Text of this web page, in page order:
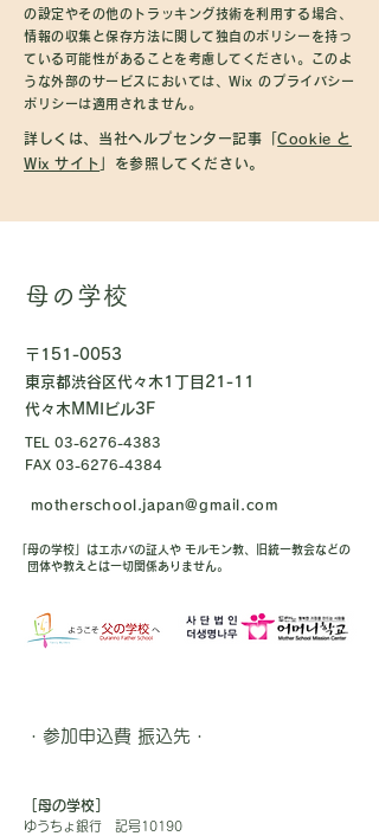
の設定やその他のトラッキング技術を利用する場合、
情報の収集と保存方法に関して独自のポリシーを持っ
ている可能性があることを考慮してください。このよ
うな外部のサービスにおいては、Wix のプライバシー
ポリシーは適用されません。
詳しくは、当社ヘルプセンター記事「Cookie と
Wix サイト
」を参照してください。
母の学校
〒151-0053
東京都渋谷区代々木1丁目21-11
代々木MMIビル3F
TEL 03-6276-4383
FAX 03-6276-4384
motherschool.japan@gmail.com
「母の学校」はエホバの証人や モルモン教、旧統一教会などの
団体や教えとは一切関係ありません。
・参加申込費 振込先・
［母の学校］
ゆうちょ銀行 記号10190